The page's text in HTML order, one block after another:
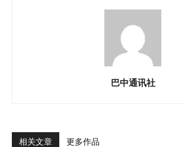
巴中通讯社
相关文章 更多作品